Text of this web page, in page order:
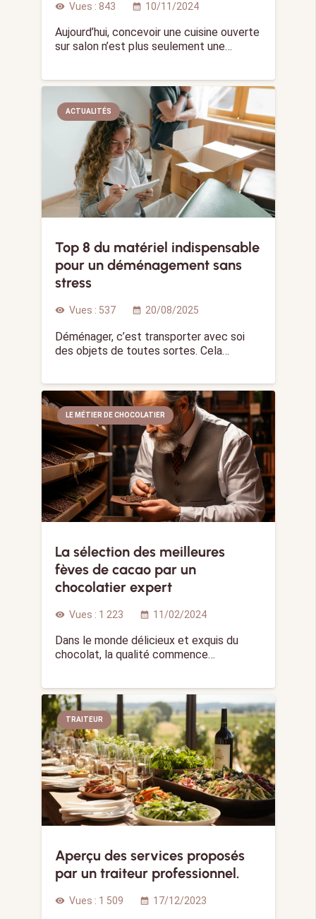
visibility Vues : 843 calendar_month 10/11/2024
Aujourd’hui, concevoir une cuisine ouverte
sur salon n’est plus seulement une…
ACTUALITÉS
Top 8 du matériel indispensable
pour un déménagement sans
stress
visibility Vues : 537 calendar_month 20/08/2025
Déménager, c’est transporter avec soi
des objets de toutes sortes. Cela…
LE MÉTIER DE CHOCOLATIER
La sélection des meilleures
fèves de cacao par un
chocolatier expert
visibility Vues : 1 223 calendar_month 11/02/2024
Dans le monde délicieux et exquis du
chocolat, la qualité commence…
TRAITEUR
Aperçu des services proposés
par un traiteur professionnel.
visibility Vues : 1 509 calendar_month 17/12/2023